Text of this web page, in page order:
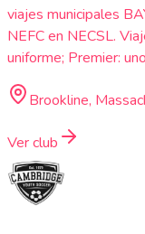
viajes municipales
NEFC en NECSL.
uniforme; Premier:
Brookline,
Ver club